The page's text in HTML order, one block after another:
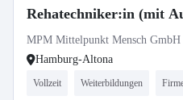
Rehatechniker:in (mit
MPM Mittelpunkt Mensch GmbH
Hamburg-Altona
Vollzeit Weiterbildungen